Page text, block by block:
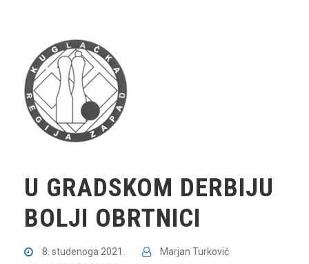
U GRADSKOM DERBIJU
BOLJI OBRTNICI
8. studenoga 2021.
Marjan Turković